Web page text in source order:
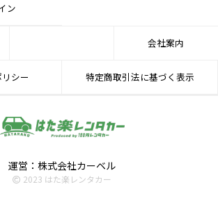
ン
会社案内
シー 特定商取引法に基づく表示
運営：株式会社カーベル
2023 はた楽レンタカー